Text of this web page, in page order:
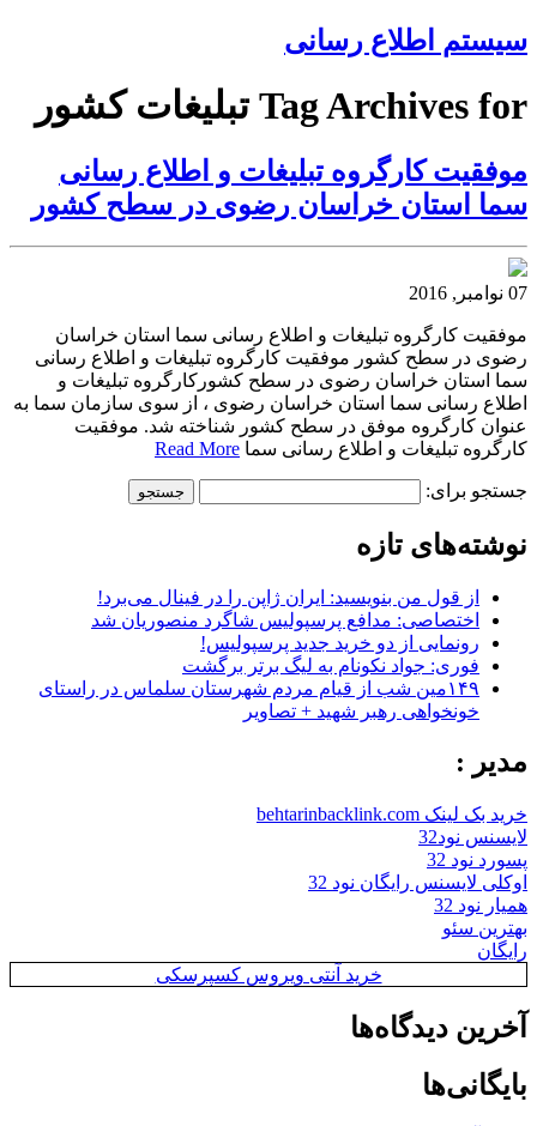
سیستم اطلاع رسانی
Tag Archives for تبلیغات کشور
موفقیت کارگروه تبلیغات و اطلاع رسانی
سما استان خراسان رضوی در سطح کشور
07 نوامبر, 2016
موفقیت کارگروه تبلیغات و اطلاع رسانی سما استان خراسان
رضوی در سطح کشور موفقیت کارگروه تبلیغات و اطلاع رسانی
سما استان خراسان رضوی در سطح کشورکارگروه تبلیغات و
اطلاع رسانی سما استان خراسان رضوی ، از سوی سازمان سما به
عنوان کارگروه موفق در سطح کشور شناخته شد. موفقیت
کارگروه تبلیغات و اطلاع رسانی سما Read More
جستجو برای:
نوشته‌های تازه
از قول من بنویسید: ایران ژاپن را در فینال می‌برد!
اختصاصی: مدافع پرسپولیس شاگرد منصوریان شد
رونمایی از دو خرید جدید پرسپولیس!
فوری: جواد نکونام به لیگ برتر برگشت
۱۴۹مین شب از قیام مردم شهرستان سلماس در راستای
خونخواهی رهبر شهید + تصاویر
مدیر :
خرید بک لینک behtarinbacklink.com
لایسنس نود32
پسورد نود 32
اوکلی لایسنس رایگان نود 32
همیار نود 32
بهترین سئو
رایگان
خرید آنتی ویروس کسپرسکی
آخرین دیدگاه‌ها
بایگانی‌ها